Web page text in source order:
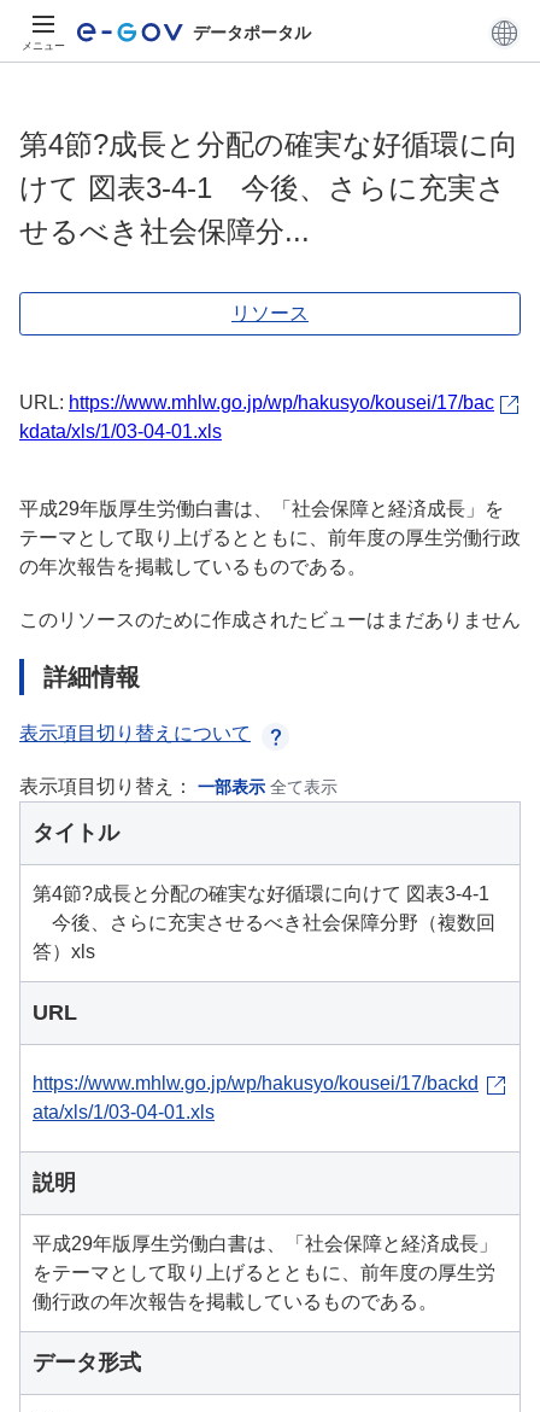
メニュー
データポータル
第4節?成長と分配の確実な好循環に向
けて 図表3-4-1 今後、さらに充実さ
せるべき社会保障分...
リソース
URL: https://www.mhlw.go.jp/wp/hakusyo/kousei/17/bac
kdata/xls/1/03-04-01.xls
平成29年版厚生労働白書は、「社会保障と経済成長」を
テーマとして取り上げるとともに、前年度の厚生労働行政
の年次報告を掲載しているものである。
このリソースのために作成されたビューはまだありません
詳細情報
表示項目切り替えについて
表示項目切り替え： 一部表示 全て表示
タイトル
第4節?成長と分配の確実な好循環に向けて 図表3-4-1
今後、さらに充実させるべき社会保障分野（複数回
答）xls
URL
https://www.mhlw.go.jp/wp/hakusyo/kousei/17/backd
ata/xls/1/03-04-01.xls
説明
平成29年版厚生労働白書は、「社会保障と経済成長」
をテーマとして取り上げるとともに、前年度の厚生労
働行政の年次報告を掲載しているものである。
データ形式